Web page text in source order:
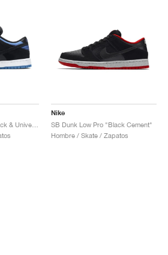
Nike
SB Dunk Low Pro "Black Cement"
Hombre / Skate / Zapatos